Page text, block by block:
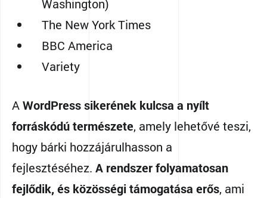
Washington)
The New York Times
BBC America
Variety
AWordPress sikerének kulcsa a nyílt
forráskódú természete, amely lehetővé teszi,
hogy bárki hozzájárulhasson a
fejlesztéséhez. A rendszer folyamatosan
fejlődik, és közösségi támogatása erős, ami